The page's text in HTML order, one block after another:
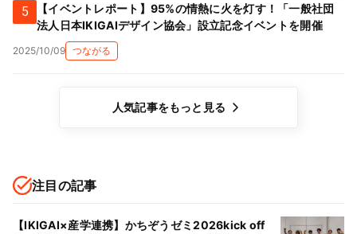
5
【イベントレポート】95%の情熱に火を灯す！「一般社団
法人日本IKIGAIデザイン協会」設立記念イベントを開催
2025/10/09 つながる
人気記事をもっと見る
注目の記事
【IKIGAI×産学連携】かちぞうゼミ2026kick off